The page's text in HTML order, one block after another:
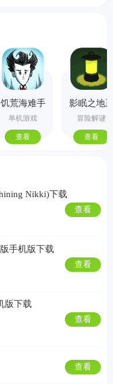
饥荒海难手
机版
单机游戏
查看
影眠之地
式版
冒险解谜
查看
Nikki)下载
查看
手机版下载
查看
版下载
查看
查看